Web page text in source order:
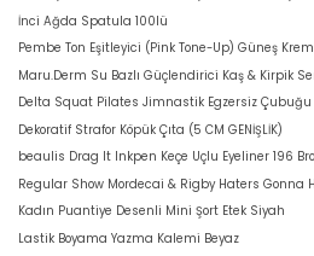
İnci Ağda Spatula 100lü
Pembe Ton Eşitleyici (Pink Tone-Up) Güneş
Maru.Derm Su Bazlı Güçlendirici Kaş & Kirpik
Delta Squat Pilates Jimnastik Egzersiz
Dekoratif Strafor Köpük Çıta (5 CM GENİŞLİK)
beaulis Drag It Inkpen Keçe Uçlu Eyeliner 196
Regular Show Mordecai & Rigby Haters Gonna
Kadın Puantiye Desenli Mini Şort Etek Siyah
Lastik Boyama Yazma Kalemi Beyaz